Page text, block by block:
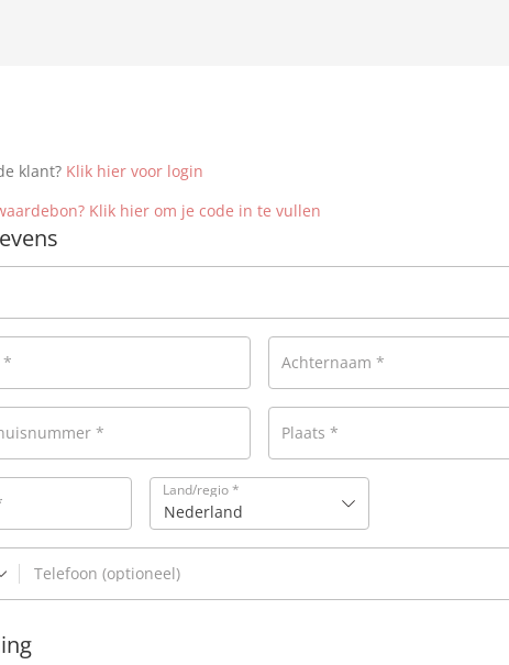
klant? Klik hier voor login
Klik hier om je code in te vullen
* Achternaam *
* Plaats *
Land/regio*
Nederland
Telefoon (optioneel)